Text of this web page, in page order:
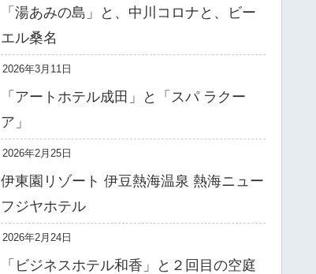
「湯あみの島」と、中川コロナと、ビー
エル桑名
2026年3月11日
「アートホテル成田」と「スパ ラクー
ア」
2026年2月25日
伊東園リゾート 伊豆熱海温泉 熱海ニュー
フジヤホテル
2026年2月24日
「ビジネスホテル和香」と２回目の空庭